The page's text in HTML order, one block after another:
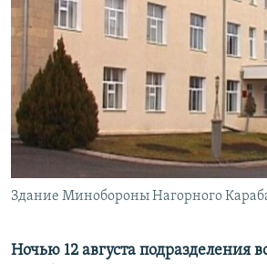
АРХИВ
Հայերեն
English
Русский
Все сайты Радио Азатутюн
Здание Минобороны Нагорного
Ночью 12 августа подразделения